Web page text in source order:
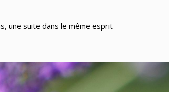
une suite dans le même esprit